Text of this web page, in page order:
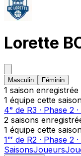
Lorette
Masculin Féminin
1 saison enregistrée
1 équipe cette
4ᵉ de R3 · Phase 2 ·
2 saisons
1 équipe cette
1ᵉʳ de R2 · Phase 2 ·
SaisonsJoueurs